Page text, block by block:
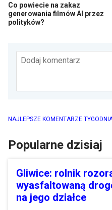
Co powiecie na zakaz
generowania filmów AI przez
polityków?
Dodaj komentarz
NAJLEPSZE KOMENTARZE
Popularne dzisiaj
Gliwice: rolnik
wyasfaltowaną
na jego działce